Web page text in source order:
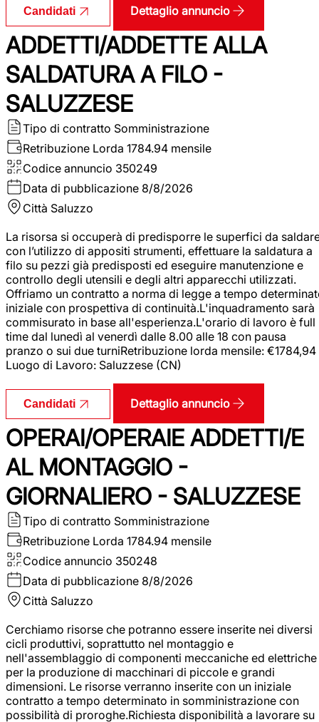
Candidati Dettaglio annuncio
ADDETTI/ADDETTE ALLA
SALDATURA A FILO -
SALUZZESE
Tipo di contratto Somministrazione
Retribuzione Lorda 1784.94 mensile
Codice annuncio 350249
Data di pubblicazione 8/8/2026
Città Saluzzo
La risorsa si occuperà di predisporre le superfici da
con l’utilizzo di appositi strumenti, effettuare la saldatura a
filo su pezzi già predisposti ed eseguire manutenzione e
controllo degli utensili e degli altri apparecchi utilizzati.
Offriamo un contratto a norma di legge a tempo
iniziale con prospettiva di continuità.L'inquadramento sarà
commisurato in base all'esperienza.L'orario di lavoro è full
time dal lunedì al venerdì dalle 8.00 alle 18 con pausa
pranzo o sui due turniRetribuzione lorda mensile: €1784,94
Luogo di Lavoro: Saluzzese (CN)
Candidati Dettaglio annuncio
OPERAI/OPERAIE ADDETTI/E
AL MONTAGGIO -
GIORNALIERO - SALUZZESE
Tipo di contratto Somministrazione
Retribuzione Lorda 1784.94 mensile
Codice annuncio 350248
Data di pubblicazione 8/8/2026
Città Saluzzo
Cerchiamo risorse che potranno essere inserite nei diversi
cicli produttivi, soprattutto nel montaggio e
nell'assemblaggio di componenti meccaniche ed elettriche
per la produzione di macchinari di piccole e grandi
dimensioni. Le risorse verranno inserite con un iniziale
contratto a tempo determinato in somministrazione con
possibilità di proroghe.Richiesta disponibilità a lavorare su